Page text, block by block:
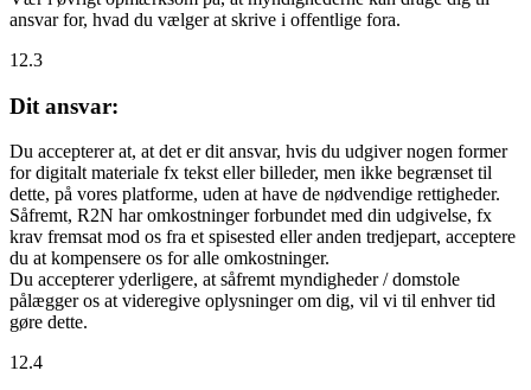
ansvar for, hvad du vælger at skrive i offentlige fora.
12.3
Dit ansvar:
Du accepterer at, at det er dit ansvar, hvis du udgiver nogen former
for digitalt materiale fx tekst eller billeder, men ikke begrænset til
dette, på vores platforme, uden at have de nødvendige rettigheder.
Såfremt, R2N har omkostninger forbundet med din udgivelse, fx
krav fremsat mod os fra et spisested eller anden tredjepart, acceptere
du at kompensere os for alle omkostninger.
Du accepterer yderligere, at såfremt myndigheder / domstole
pålægger os at videregive oplysninger om dig, vil vi til enhver tid
gøre dette.
12.4